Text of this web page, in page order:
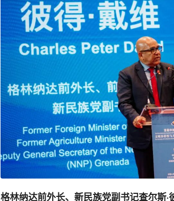
格林纳达前外长、新民族党副书记查尔斯·